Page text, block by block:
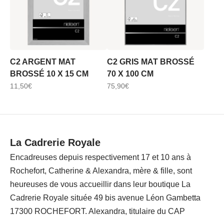
C2 ARGENT MAT
BROSSÉ 10 X 15 CM
11,50€
C2 GRIS MAT BROSSÉ
70 X 100 CM
75,90€
La Cadrerie Royale
Encadreuses depuis respectivement 17 et 10 ans à
Rochefort, Catherine & Alexandra, mère & fille, sont
heureuses de vous accueillir dans leur boutique La
Cadrerie Royale située 49 bis avenue Léon Gambetta
17300 ROCHEFORT. Alexandra, titulaire du CAP